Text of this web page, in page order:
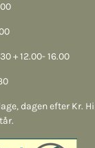
+ 12.00- 16.00
dagen efter Kr.